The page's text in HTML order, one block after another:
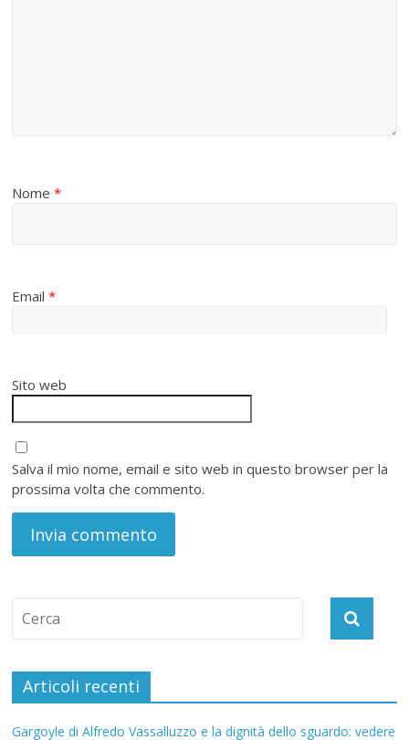
Nome*
Email*
Sito web
Salva il mio nome, email e sito web in questo browser per la
prossima volta che commento.
Articoli recenti
Gargoyle di Alfredo Vassalluzzo e la dignità dello sguardo: vedere